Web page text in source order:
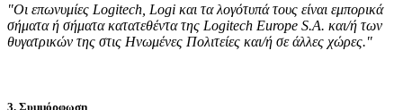
"Οι επωνυμίες Logitech, Logi και τα λογότυπά τους είναι εμπορικά
σήματα ή σήματα κατατεθέντα της Logitech Europe S.A. και/ή των
θυγατρικών της στις Ηνωμένες Πολιτείες και/ή σε άλλες χώρες."
3. Συμμόρφωση